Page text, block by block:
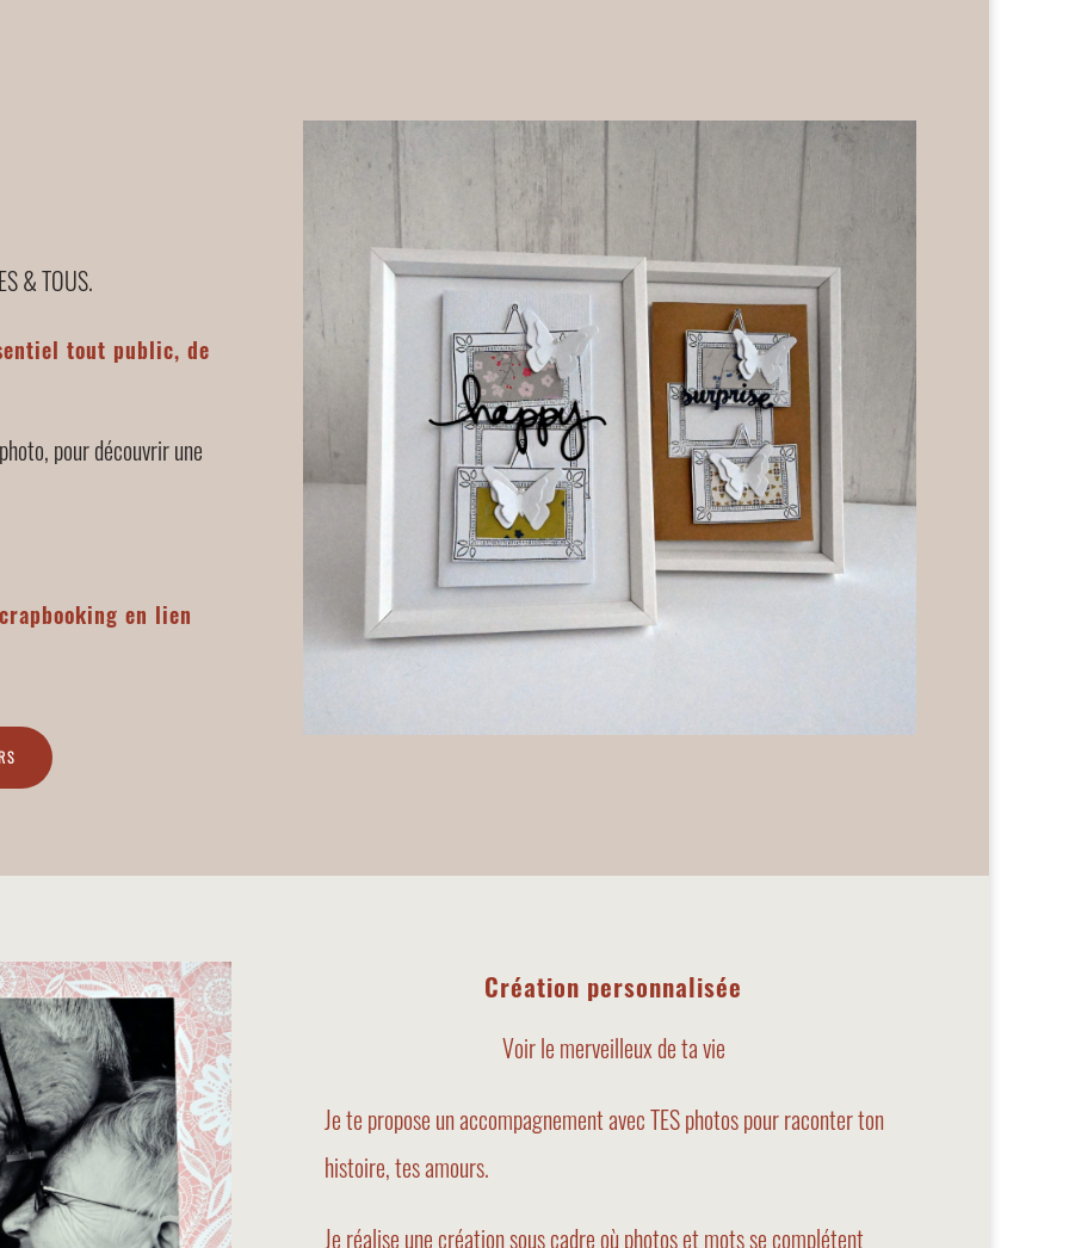
& TOUS.
tout public, de
pour découvrir une
en lien
Création personnalisée
Voir le merveilleux de ta vie
Je te propose un accompagnement avec TES photos pour raconter ton
histoire, tes amours.
Je réalise une création sous cadre où photos et mots se complétent